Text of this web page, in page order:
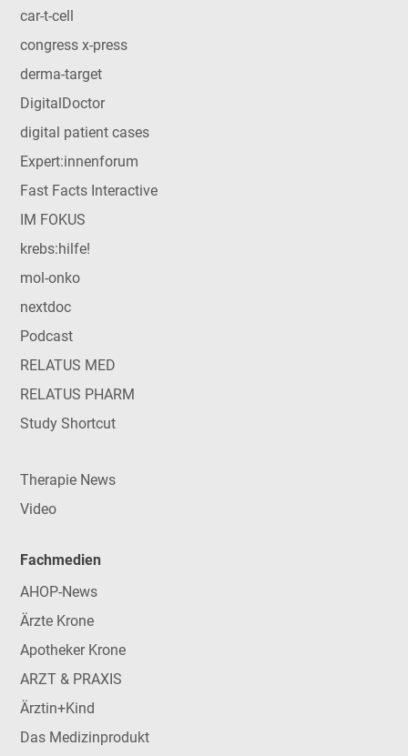
car-t-cell
congress x-press
derma-target
DigitalDoctor
digital patient cases
Expert:innenforum
Fast Facts Interactive
IM FOKUS
krebs:hilfe!
mol-onko
nextdoc
Podcast
RELATUS MED
RELATUS PHARM
Study Shortcut
Therapie News
Video
Fachmedien
AHOP-News
Ärzte Krone
Apotheker Krone
ARZT & PRAXIS
Ärztin+Kind
Das Medizinprodukt